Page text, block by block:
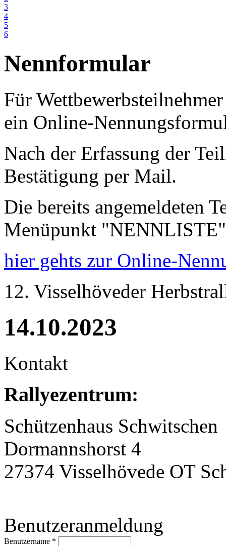
3
4
5
6
Nennformular
Für
ein Online-
Nach der Erfassung der
Bestätigung per Mail.
Die bereits angemeldeten
Menüpunkt
hier gehts zur Online-
12. Visselhöveder
14.10.2023
Kontakt
Rallyezentrum:
Schützenhaus Schwitschen
Dormannshorst 4
27374 Visselhövede OT
Benutzeranmeldung
Benutzername *